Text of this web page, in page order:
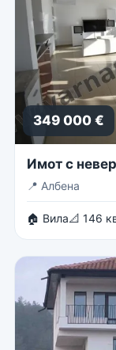
349 000 €
Имот с
📍 Албена
🏠 Вила📐 146